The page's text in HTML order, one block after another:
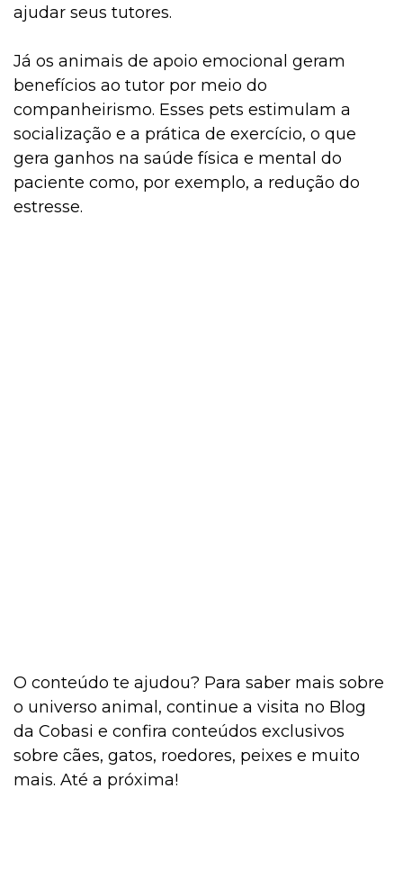
ajudar seus tutores.
Já os animais de apoio emocional geram
benefícios ao tutor por meio do
companheirismo. Esses pets estimulam a
socialização e a prática de exercício, o que
gera ganhos na saúde física e mental do
paciente como, por exemplo, a redução do
estresse.
O conteúdo te ajudou? Para saber mais sobre
o universo animal, continue a visita no Blog
da Cobasi e confira conteúdos exclusivos
sobre cães, gatos, roedores, peixes e muito
mais. Até a próxima!